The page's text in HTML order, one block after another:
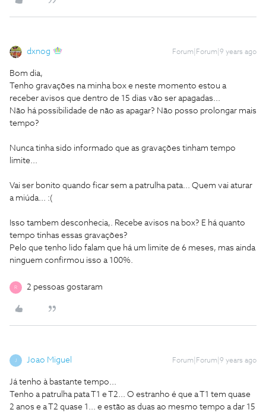
dxnog Forum|Forum|9 years ago
Bom dia,
Tenho gravações na minha box e neste momento estou a
receber avisos que dentro de 15 dias vão ser apagadas...
Não há possibilidade de não as apagar? Não posso prolongar mais
tempo?
Nunca tinha sido informado que as gravações tinham tempo
limite...
Vai ser bonito quando ficar sem a patrulha pata... Quem vai aturar
a miúda... :(
Isso tambem desconhecia,. Recebe avisos na box? E há quanto
tempo tinhas essas gravações?
Pelo que tenho lido falam que há um limite de 6 meses, mas ainda
ninguem confirmou isso a 100%.
R 2 pessoas gostaram
Joao Miguel Forum|Forum|9 years ago
Já tenho à bastante tempo...
Tenho a patrulha pata T1 e T2... O estranho é que a T1 tem quase
2 anos e a T2 quase 1... e estão as duas ao mesmo tempo a dar 15